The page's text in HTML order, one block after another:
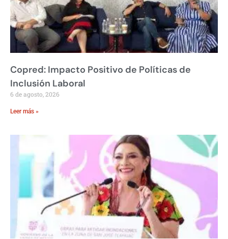
Copred: Impacto Positivo de Políticas de
Inclusión Laboral
6 de agosto, 2026
Leer más »